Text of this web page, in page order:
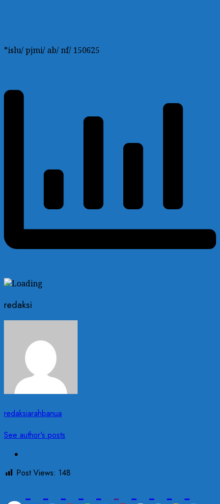
*islu/ pjmi/ ab/ nf/ 150625
redaksi
redaksiarahbanua
See author's posts
Post Views: 148